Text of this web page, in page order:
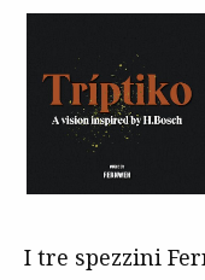
I tre spezzini